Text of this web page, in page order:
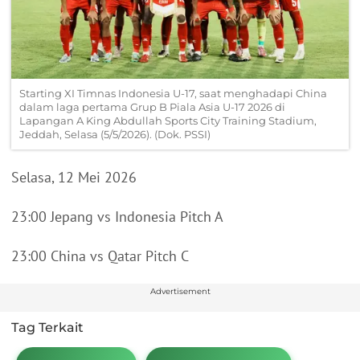
Starting XI Timnas Indonesia U-17, saat menghadapi China
dalam laga pertama Grup B Piala Asia U-17 2026 di
Lapangan A King Abdullah Sports City Training Stadium,
Jeddah, Selasa (5/5/2026). (Dok. PSSI)
Selasa, 12 Mei 2026
23:00 Jepang vs Indonesia Pitch A
23:00 China vs Qatar Pitch C
Advertisement
Tag Terkait